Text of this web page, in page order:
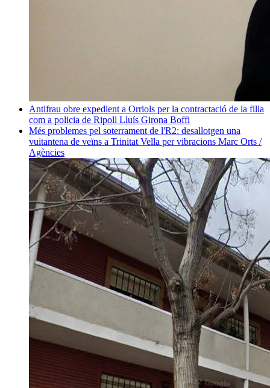
Antifrau obre expedient a Orriols per la contractació de la filla
com a policia de Ripoll Lluís Girona Boffi
Més problemes pel soterrament de l'R2: desallotgen una
vuitantena de veïns a Trinitat Vella per vibracions Marc Orts /
Agències